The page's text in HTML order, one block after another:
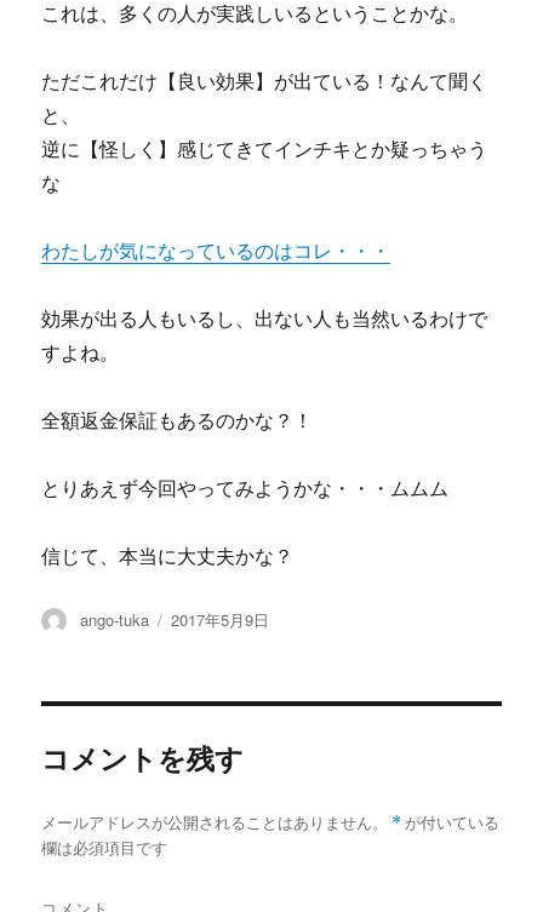
これは、多くの人が実践しいるということかな。
ただこれだけ【良い効果】が出ている！なんて聞く
と、
逆に【怪しく】感じてきてインチキとか疑っちゃう
な
わたしが気になっているのはコレ・・・
効果が出る人もいるし、出ない人も当然いるわけで
すよね。
全額返金保証もあるのかな？！
とりあえず今回やってみようかな・・・ムムム
信じて、本当に大丈夫かな？
投
ango-tuka
投
2017年5月9日
コメントを残す
メールアドレスが公開されることはありません。 * が付いている
欄は必須項目です